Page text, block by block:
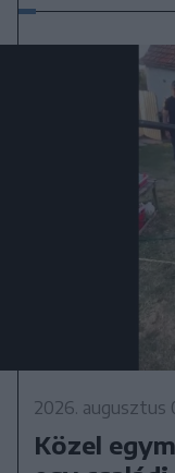
2026. augusztus
Közel